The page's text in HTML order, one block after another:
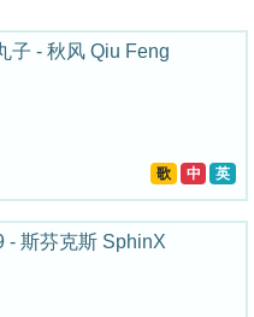
子 - 秋风 Qiu Feng
歌 中 英
- 斯芬克斯 SphinX